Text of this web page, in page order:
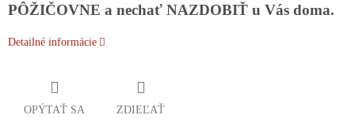
PÔŽIČOVNE a nechať NAZDOBIŤ u Vás doma.
Detailné informácie
OPÝTAŤ SA ZDIEĽAŤ